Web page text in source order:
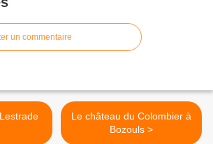
un commentaire
Lestrade
Le château du Colombier à
Bozouls >